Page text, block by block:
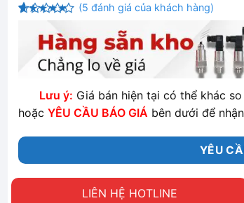
trên
5 dựa
trênđánh
(5 đánh giá của khách hàng)
Lưu ý: Giá bán hiện tại có thể khác
hoặcYÊU CẦU BÁO GIÁ bên dưới để
YÊU
LIÊN HỆ HOTLINE